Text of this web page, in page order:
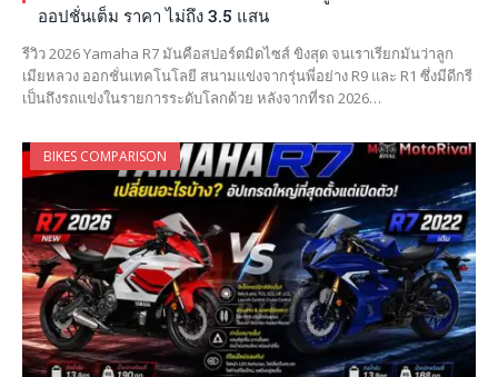
ออปชั่นเต็ม ราคา ไม่ถึง 3.5 แสน
รีวิว 2026 Yamaha R7 มันคือสปอร์ตมิดไซส์ ขิงสุด จนเราเรียกมันว่าลูก
เมียหลวง ออกชั่นเทคโนโลยี สนามแข่งจากรุ่นพี่อย่าง R9 และ R1 ซึ่งมีดีกรี
เป็นถึงรถแข่งในรายการระดับโลกด้วย หลังจากที่รถ 2026…
BIKES COMPARISON